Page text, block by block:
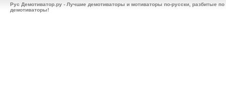
Рус Демотиватор.ру - Лучшие демотиваторы и мотиваторы по-русски, разбитые
демотиваторы!